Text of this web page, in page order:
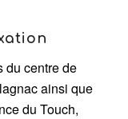
du centre de
ainsi que
du Touch,